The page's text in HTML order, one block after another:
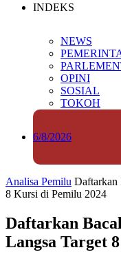
INDEKS
NEWS
OPINI
SOSIAL
TOKOH
6/8/2026
Analisa Pemilu Daftarkan
8 Kursi di Pemilu 2024
Daftarkan
Langsa Target